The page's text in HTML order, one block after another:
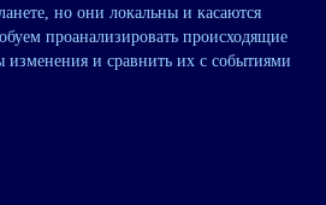
но они локальны и касаются
проанализировать происходящие
изменения и сравнить их с событиями